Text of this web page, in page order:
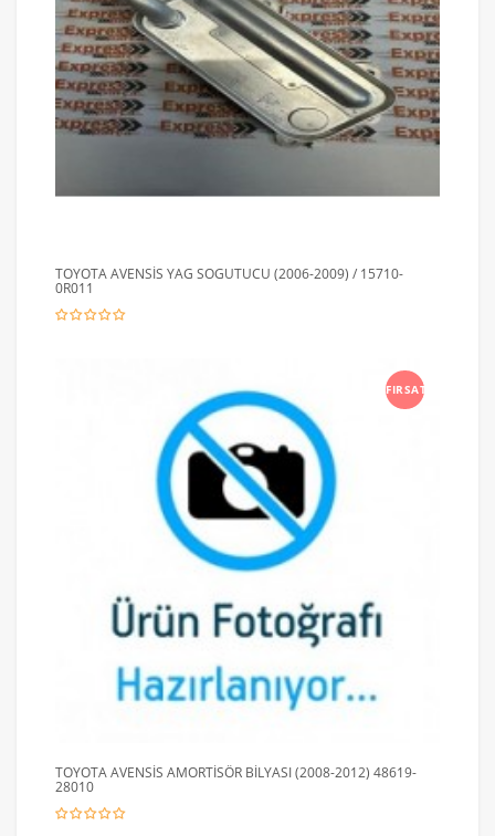
TOYOTA AVENSİS YAG SOGUTUCU (2006-2009) / 15710-
0R011
FIRSAT
TOYOTA AVENSİS AMORTİSÖR BİLYASI (2008-2012) 48619-
28010